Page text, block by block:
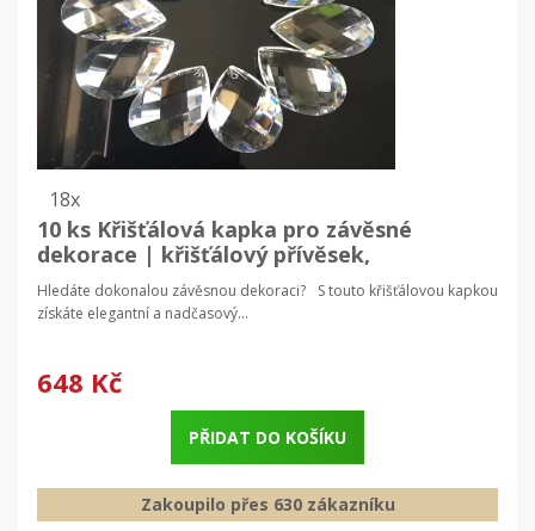
18x
10 ks Křišťálová kapka pro závěsné
dekorace | křišťálový přívěsek,
dekorativní sklo
Hledáte dokonalou závěsnou dekoraci? S touto křišťálovou kapkou
získáte elegantní a nadčasový...
648 Kč
PŘIDAT DO KOŠÍKU
Zakoupilo přes 630 zákazníku